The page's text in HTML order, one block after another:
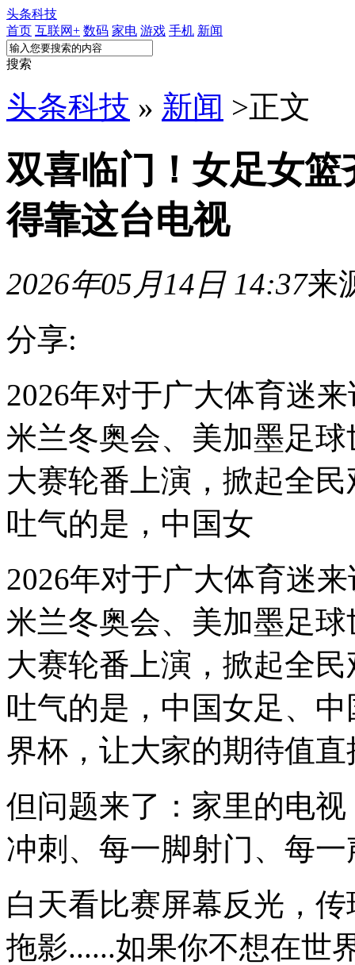
头条科技
首页 互联网+ 数码 家电 游戏 手机 新闻
搜索
头条科技 » 新闻 >正文
双喜临门！女足女
得靠这台电视
2026年05月14日 14:37来
分享:
2026年对于广大体育迷
米兰冬奥会、美加墨足
大赛轮番上演，掀起全
吐气的是，中国女
2026年对于广大体育迷
米兰冬奥会、美加墨足
大赛轮番上演，掀起全
吐气的是，中国女足、
界杯，让大家的期待值
但问题来了：家里的电
冲刺、每一脚射门、每一
白天看比赛屏幕反光，
拖影......如果你不想在世